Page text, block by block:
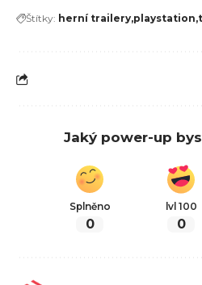
Štítky: herní trailery playstation
Jaký power-up
Splněno
0
lvl 100
0